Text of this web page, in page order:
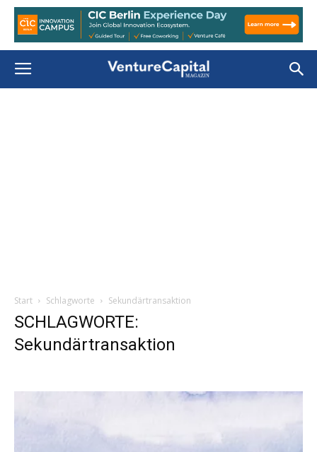
Start Schlagworte Sekundärtransaktion
SCHLAGWORTE:
Sekundärtransaktion